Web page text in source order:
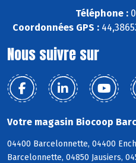
Téléphone :
Coordonnées GPS :
Nous suivre sur
Votre magasin Biocoop
04400 Barcelonnette, 04400
Barcelonnette, 04850 Jausiers,